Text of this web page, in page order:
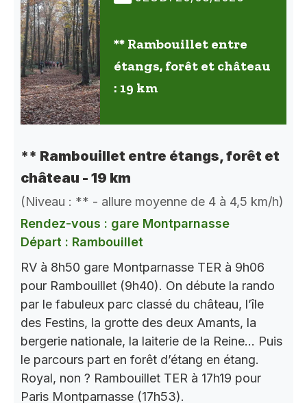
** Rambouillet entre
étangs, forêt et château
: 19 km
** Rambouillet entre étangs, forêt et
château - 19 km
(Niveau : ** - allure moyenne de 4 à 4,5 km/h)
Rendez-vous : gare Montparnasse
Départ : Rambouillet
RV à 8h50 gare Montparnasse TER à 9h06
pour Rambouillet (9h40). On débute la rando
par le fabuleux parc classé du château, l’île
des Festins, la grotte des deux Amants, la
bergerie nationale, la laiterie de la Reine… Puis
le parcours part en forêt d’étang en étang.
Royal, non ? Rambouillet TER à 17h19 pour
Paris Montparnasse (17h53).